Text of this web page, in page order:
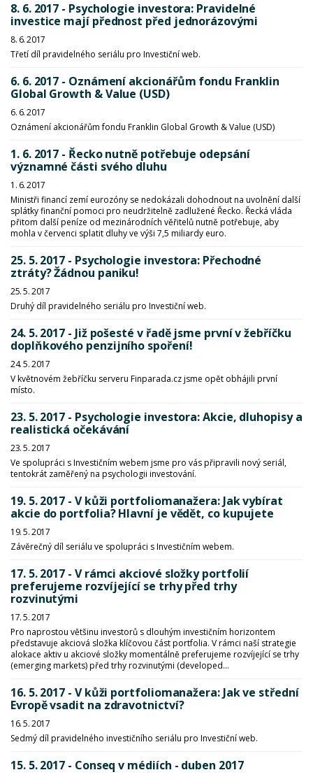
8. 6. 2017 - Psychologie investora: Pravidelné
investice mají přednost před jednorázovými
8. 6. 2017
Třetí díl pravidelného seriálu pro Investiční web.
6. 6. 2017 - Oznámení akcionářům fondu Franklin
Global Growth & Value (USD)
6. 6. 2017
Oznámení akcionářům fondu Franklin Global Growth & Value (USD)
1. 6. 2017 - Řecko nutně potřebuje odepsání
významné části svého dluhu
1. 6. 2017
Ministři financí zemí eurozóny se nedokázali dohodnout na uvolnění další
splátky finanční pomoci pro neudržitelně zadlužené Řecko. Řecká vláda
přitom další peníze od mezinárodních věřitelů nutně potřebuje, aby
mohla v červenci splatit dluhy ve výši 7,5 miliardy euro.
25. 5. 2017 - Psychologie investora: Přechodné
ztráty? Žádnou paniku!
25. 5. 2017
Druhý díl pravidelného seriálu pro Investiční web.
24. 5. 2017 - Již pošesté v řadě jsme první v žebříčku
doplňkového penzijního spoření!
24. 5. 2017
V květnovém žebříčku serveru Finparada.cz jsme opět obhájili první
místo.
23. 5. 2017 - Psychologie investora: Akcie, dluhopisy a
realistická očekávání
23. 5. 2017
Ve spolupráci s Investičním webem jsme pro vás připravili nový seriál,
tentokrát zaměřený na psychologii investování.
19. 5. 2017 - V kůži portfoliomanažera: Jak vybírat
akcie do portfolia? Hlavní je vědět, co kupujete
19. 5. 2017
Závěrečný díl seriálu ve spolupráci s Investičním webem.
17. 5. 2017 - V rámci akciové složky portfolií
preferujeme rozvíjející se trhy před trhy
rozvinutými
17. 5. 2017
Pro naprostou většinu investorů s dlouhým investičním horizontem
představuje akciová složka klíčovou část portfolia. V rámci naší strategie
alokace aktiv u akciové složky momentálně preferujeme rozvíjející se trhy
(emerging markets) před trhy rozvinutými (developed...
16. 5. 2017 - V kůži portfoliomanažera: Jak ve střední
Evropě vsadit na zdravotnictví?
16. 5. 2017
Sedmý díl pravidelného investičního seriálu pro Investiční web.
15. 5. 2017 - Conseq v médiích - duben 2017